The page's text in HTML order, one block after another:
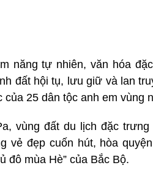
năng tự nhiên, văn hóa
đất hội tụ, lưu giữ và lan
25 dân tộc anh em vùng
vùng đất du lịch đặc
vẻ đẹp cuốn hút, hòa
đô mùa Hè” của Bắc Bộ.